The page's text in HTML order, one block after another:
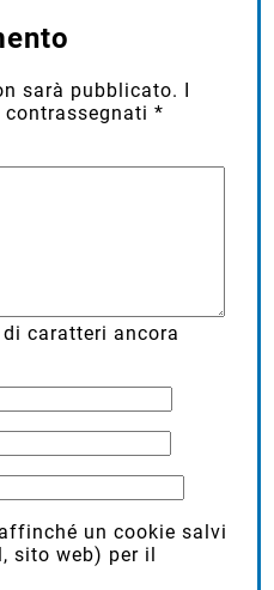
sarà pubblicato. I
contrassegnati*
di caratteri ancora
un cookie salvi
sito web) per il